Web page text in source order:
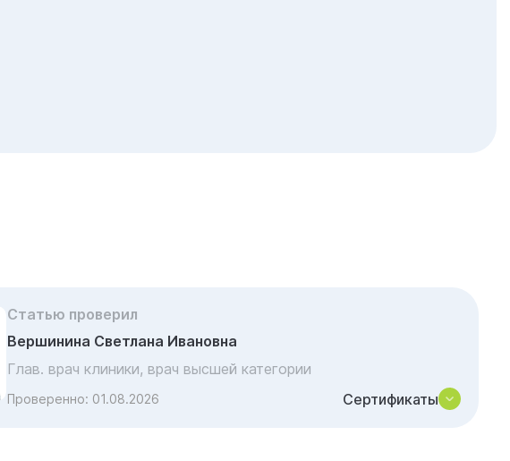
Статью проверил
Вершинина Светлана Ивановна
Глав. врач клиники, врач высшей категории
Проверенно: 01.08.2026 Сертификаты